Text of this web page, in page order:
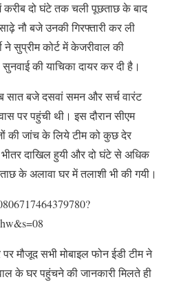
करीब दो घंटे तक चली पूछताछ के बाद
नौ बजे उनकी गिरफ्तारी कर ली
सुप्रीम कोर्ट में केजरीवाल की
की याचिका दायर कर दी है।
सात बजे दसवां समन और सर्च वारंट
पर पहुंची थी। इस दौरान सीएम
की जांच के लिये टीम को कुछ देर
भीतर दाखिल हुयी और दो घंटे से अधिक
के अलावा घर में तलाशी भी की गयी।
पर मौजूद सभी मोबाइल फोन ईडी टीम ने
के घर पहुंचने की जानकारी मिलते ही